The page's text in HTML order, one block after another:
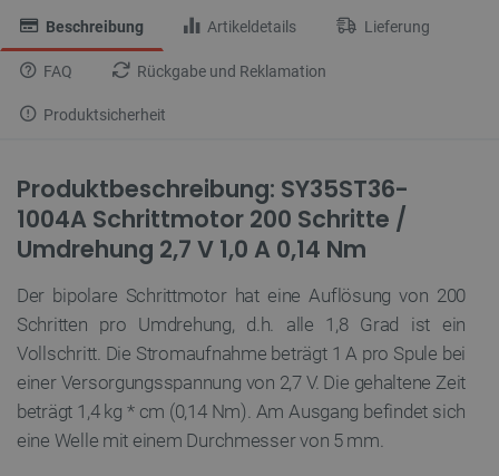
Beschreibung Artikeldetails Lieferung
FAQ Rückgabe und Reklamation
Produktsicherheit
Produktbeschreibung: SY35ST36-
1004A Schrittmotor 200 Schritte /
Umdrehung 2,7 V 1,0 A 0,14 Nm
Der bipolare Schrittmotor hat eine Auflösung von 200
Schritten pro Umdrehung, d.h. alle 1,8 Grad ist ein
Vollschritt. Die Stromaufnahme beträgt 1 A pro Spule bei
einer Versorgungsspannung von 2,7 V. Die gehaltene Zeit
beträgt 1,4 kg * cm (0,14 Nm). Am Ausgang befindet sich
eine Welle mit einem Durchmesser von 5 mm.